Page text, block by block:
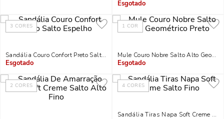
Indisponível
3 CORES
Sandália Couro Confort Preto Salto Espelho
Indisponível
1 COR
Mule Couro Nobre Salto Alto
Indisponível
2 CORES 4 CORES
Sandália Tiras Napa Soft Creme